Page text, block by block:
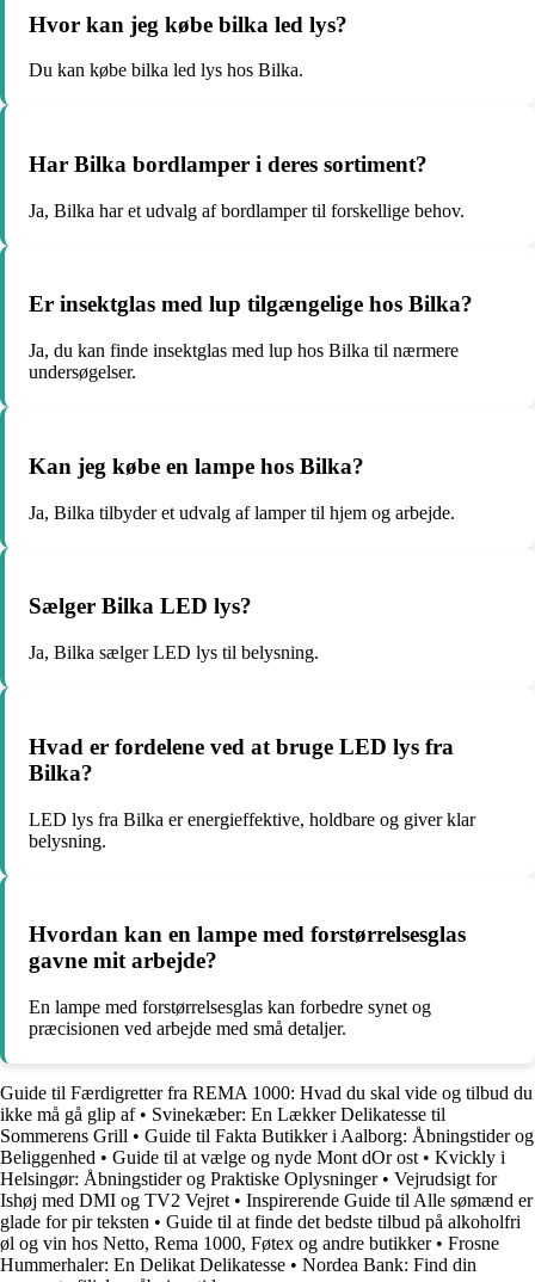
Hvor kan jeg købe bilka led lys?
Du kan købe bilka led lys hos Bilka.
Har Bilka bordlamper i deres sortiment?
Ja, Bilka har et udvalg af bordlamper til forskellige behov.
Er insektglas med lup tilgængelige hos Bilka?
Ja, du kan finde insektglas med lup hos Bilka til nærmere
undersøgelser.
Kan jeg købe en lampe hos Bilka?
Ja, Bilka tilbyder et udvalg af lamper til hjem og arbejde.
Sælger Bilka LED lys?
Ja, Bilka sælger LED lys til belysning.
Hvad er fordelene ved at bruge LED lys fra
Bilka?
LED lys fra Bilka er energieffektive, holdbare og giver klar
belysning.
Hvordan kan en lampe med forstørrelsesglas
gavne mit arbejde?
En lampe med forstørrelsesglas kan forbedre synet og
præcisionen ved arbejde med små detaljer.
Guide til Færdigretter fra REMA 1000: Hvad du skal vide og tilbud du
ikke må gå glip af• Svinekæber: En Lækker Delikatesse til
Sommerens Grill • Guide til Fakta Butikker i Aalborg: Åbningstider og
Beliggenhed • Guide til at vælge og nyde Mont dOr ost • Kvickly i
Helsingør: Åbningstider og Praktiske Oplysninger• Vejrudsigt for
Ishøj med DMI og TV2 Vejret • Inspirerende Guide til Alle sømænd er
glade for pir teksten • Guide til at finde det bedste tilbud på alkoholfri
øl og vin hos Netto, Rema 1000, Føtex og andre butikker• Frosne
Hummerhaler: En Delikat Delikatesse • Nordea Bank: Find din